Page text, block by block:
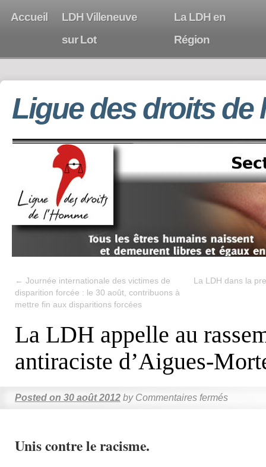
Accueil
LDH Villeneuve
sur Lot
La LDH en
Région
Ligue des droits de
← Journée internationale des victimes de
disparition forcée : le 30 août, contribuons à
mettre fin aux disparitions forcées
La LDH dans la
La LDH appelle au
antiraciste d’Aigues-
Posted on 30 août 2012 by Commentaires fermés
Unis contre le racisme.